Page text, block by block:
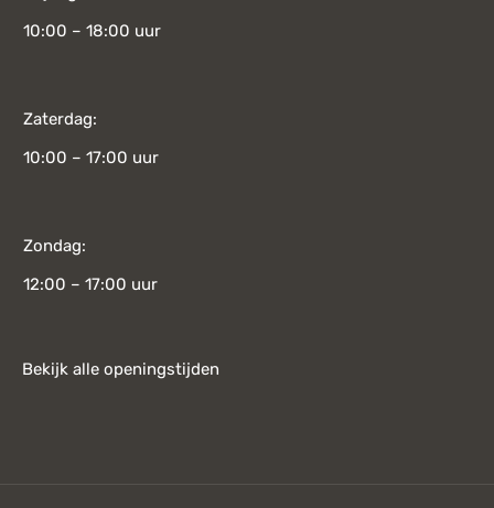
10:00 – 18:00 uur
Zaterdag:
10:00 – 17:00 uur
Zondag:
12:00 – 17:00 uur
Bekijk alle openingstijden